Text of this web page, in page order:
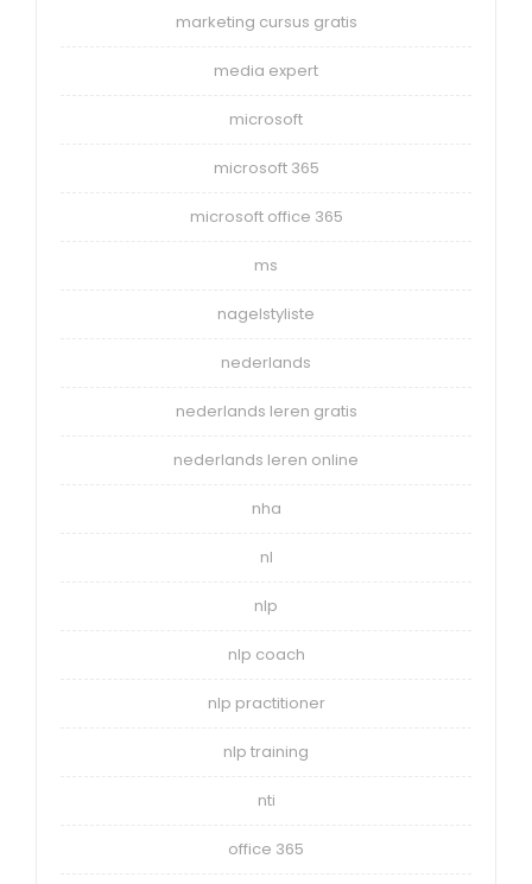
marketing cursus gratis
media expert
microsoft
microsoft 365
microsoft office 365
ms
nagelstyliste
nederlands
nederlands leren gratis
nederlands leren online
nha
nl
nlp
nlp coach
nlp practitioner
nlp training
nti
office 365